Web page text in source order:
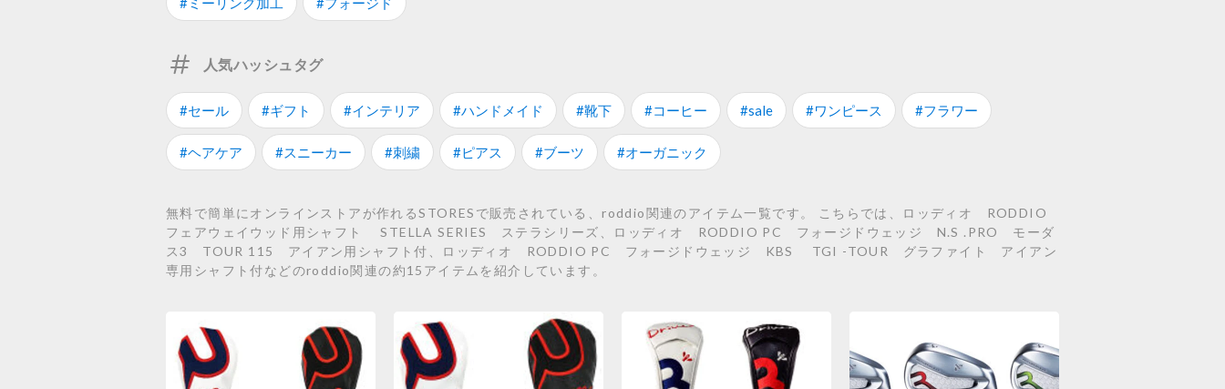
人気ハッシュタグ
#セール #ギフト #インテリア #ハンドメイド #靴下 #コーヒー #sale #ワンピース #フラワー
#ヘアケア #スニーカー #刺繍 #ピアス #ブーツ #オーガニック
無料で簡単にオンラインストアが作れるSTORESで販売されている、roddio関連のアイテム一覧です。 こちらでは、ロッディオ RODDIO
フェアウェイウッド用シャフト STELLA SERIES ステラシリーズ、ロッディオ RODDIO PC フォージドウェッジ N.S .PRO モーダ
ス3 TOUR 115 アイアン用シャフト付、ロッディオ RODDIO PC フォージドウェッジ KBS TGI -TOUR グラファイト アイアン
専用シャフト付などのroddio関連の約15アイテムを紹介しています。